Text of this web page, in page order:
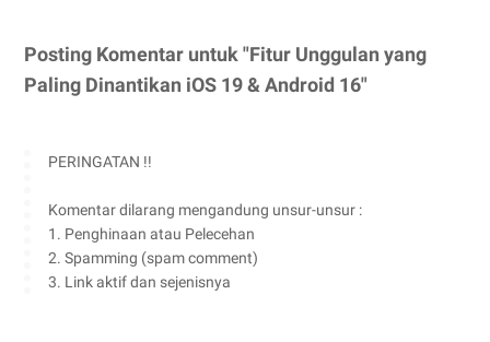
Posting Komentar untuk "Fitur Unggulan yang
Paling Dinantikan iOS 19 & Android 16"
PERINGATAN !!
Komentar dilarang mengandung unsur-unsur :
1. Penghinaan atau Pelecehan
2. Spamming (spam comment)
3. Link aktif dan sejenisnya